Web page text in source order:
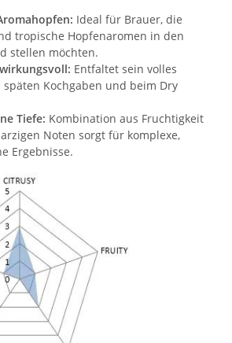
Ideal für Brauer, die
tropische Hopfenaromen in den
stellen möchten.
Entfaltet sein volles
späten Kochgaben und beim Dry
Tiefe: Kombination aus Fruchtigkeit
Noten sorgt für komplexe,
Ergebnisse.